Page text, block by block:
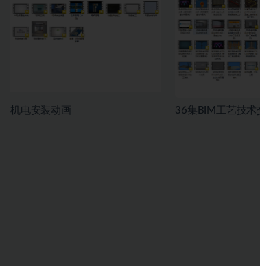
机电安装动画 36集BIM工艺技术